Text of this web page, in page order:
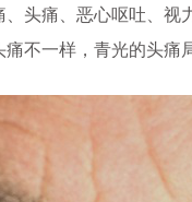
头痛、恶心呕吐、
不一样，青光的头痛